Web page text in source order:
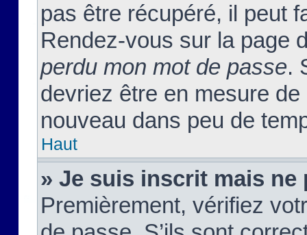
pas être récupéré, il peut
Rendez-vous sur la page
perdu mon mot de passe.
devriez être en mesure
nouveau dans peu de
Haut
» Je suis inscrit mais ne
Premièrement, vérifiez